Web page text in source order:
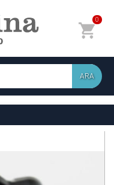
0
ARA